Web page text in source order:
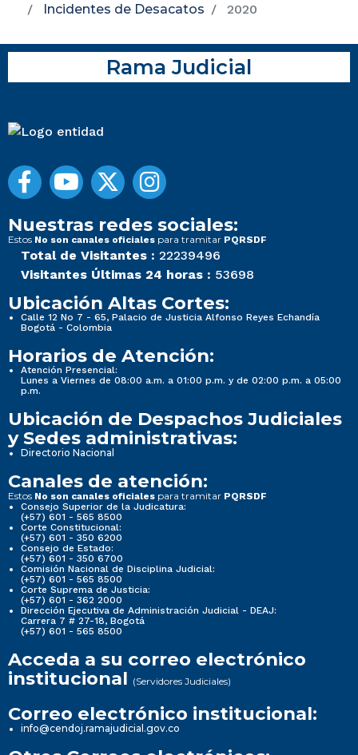
Incidentes de Desacatos
2020
Rama Judicial
Nuestras redes sociales:
Estos No son canales oficiales para tramitar PQRSDF
Total de Visitantes : 22239496
Visitantes Últimas 24 horas : 53698
Ubicación Altas Cortes:
Calle 12 No 7 - 65, Palacio de Justicia Alfonso Reyes Echandía
Bogotá - Colombia
Horarios de Atención:
Atención Presencial:
Lunes a Viernes de 08:00 a.m. a 01:00 p.m. y de 02:00 p.m. a 05:00
p.m.
Ubicación de Despachos Judiciales
y Sedes administrativas:
Directorio Nacional
Canales de atención:
Estos No son canales oficiales para tramitar PQRSDF
Consejo Superior de la Judicatura:
(+57) 601 - 565 8500
Corte Constitucional:
(+57) 601 - 350 6200
Consejo de Estado:
(+57) 601 - 350 6700
Comisión Nacional de Disciplina Judicial:
(+57) 601 - 565 8500
Corte Suprema de Justicia:
(+57) 601 - 362 2000
Dirección Ejecutiva de Administración Judicial - DEAJ:
Carrera 7 # 27-18, Bogotá
(+57) 601 - 565 8500
Acceda a su correo electrónico
institucional (Servidores Judiciales)
Correo electrónico institucional:
info@cendoj.ramajudicial.gov.co